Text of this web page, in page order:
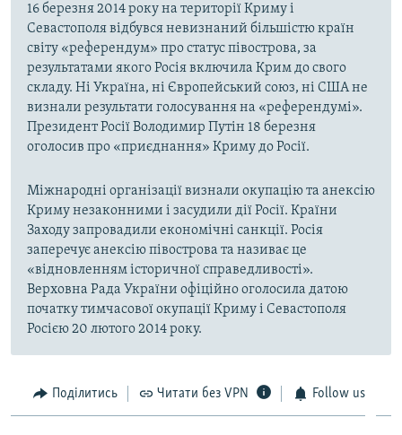
16 березня 2014 року на території Криму і
Севастополя відбувся невизнаний більшістю країн
світу «референдум» про статус півострова, за
результатами якого Росія включила Крим до свого
складу. Ні Україна, ні Європейський союз, ні США не
визнали результати голосування на «референдумі».
Президент Росії Володимир Путін 18 березня
оголосив про «приєднання» Криму до Росії.
Міжнародні організації визнали окупацію та анексію
Криму незаконними і засудили дії Росії. Країни
Заходу запровадили економічні санкції. Росія
заперечує анексію півострова та називає це
«відновленням історичної справедливості».
Верховна Рада України офіційно оголосила датою
початку тимчасової окупації Криму і Севастополя
Росією 20 лютого 2014 року.
Поділитись Читати без VPN Follow us